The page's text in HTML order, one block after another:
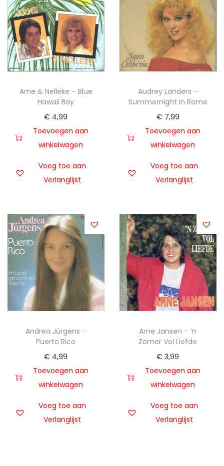
Arne & Nelleke – Blue
Hawaii Bay
€ 4,99
Toevoegen aan
winkelwagen
Voeg toe aan
Verlanglijst
Audrey Landers –
Summernight In Rome
€ 7,99
Toevoegen aan
winkelwagen
Voeg toe aan
Verlanglijst
Andrea Jürgens –
Puerto Rico
€ 4,99
Toevoegen aan
winkelwagen
Voeg toe aan
Verlanglijst
Arne Jansen – ’n
Zomer Vol Liefde
€ 3,99
Toevoegen aan
winkelwagen
Voeg toe aan
Verlanglijst